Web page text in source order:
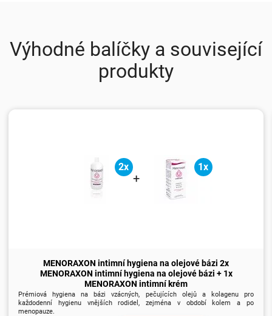
Výhodné balíčky a související
produkty
2x
+
1x
MENORAXON intimní hygiena na olejové bázi 2x
MENORAXON intimní hygiena na olejové bázi + 1x
MENORAXON intimní krém
Prémiová hygiena na bázi vzácných, pečujících olejů a kolagenu pro
každodenní hygienu vnějších rodidel, zejména v období kolem a po
menopauze.